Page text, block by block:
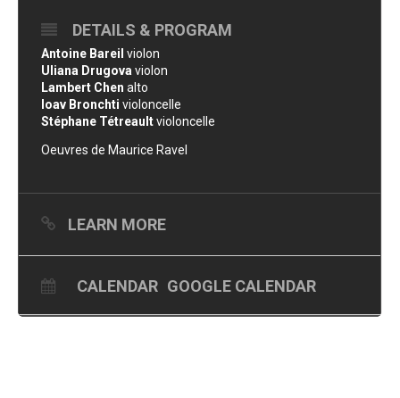
DETAILS & PROGRAM
Antoine Bareil violon
Uliana Drugova violon
Lambert Chen alto
Ioav Bronchti violoncelle
Stéphane Tétreaultvioloncelle
Oeuvres de Maurice Ravel
LEARN MORE
CALENDAR GOOGLE CALENDAR